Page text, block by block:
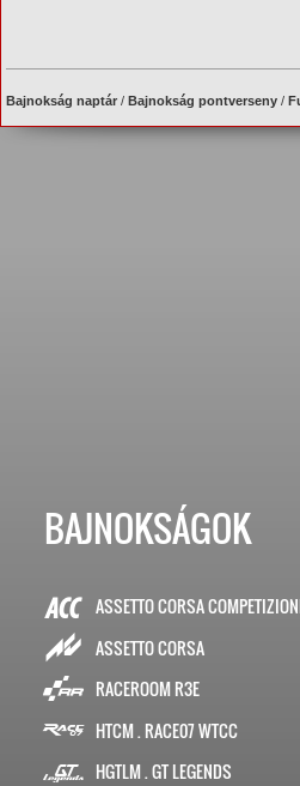
Bajnokság naptár /Bajnokság pontverseny /
BAJNOKSÁGOK
ASSETTO CORSA
ASSETTO CORSA
RACEROOM R3E
HTCM . RACE07 WTCC
HGTLM . GT LEGENDS